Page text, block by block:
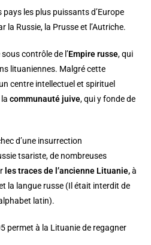
pays les plus puissants d’Europe
la Russie, la Prusse et l’Autriche.
contrôle de l’Empire russe, qui
lituaniennes. Malgré cette
centre intellectuel et spirituel
lacommunauté juive, qui y fonde de
d’une insurrection
tsariste, de nombreuses
les traces de l’ancienne Lituanie,à
la langue russe (Il était interdit de
latin).
permet à la Lituanie de regagner